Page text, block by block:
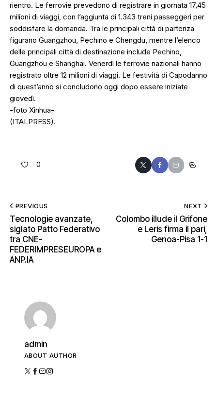
rientro. Le ferrovie prevedono di registrare in giornata 17,45
milioni di viaggi, con l’aggiunta di 1.343 treni passeggeri per
soddisfare la domanda. Tra le principali città di partenza
figurano Guangzhou, Pechino e Chengdu, mentre l’elenco
delle principali città di destinazione include Pechino,
Guangzhou e Shanghai. Venerdì le ferrovie nazionali hanno
registrato oltre 12 milioni di viaggi. Le festività di Capodanno
di quest’anno si concludono oggi dopo essere iniziate
giovedì.
-foto Xinhua-
(ITALPRESS).
0
PREVIOUS
Tecnologie avanzate,
siglato Patto Federativo
tra CNE-
FEDERIMPRESEUROPA e
ANP.IA
NEXT
Colombo illude il Grifone
e Leris firma il pari,
Genoa-Pisa 1-1
admin
ABOUT AUTHOR